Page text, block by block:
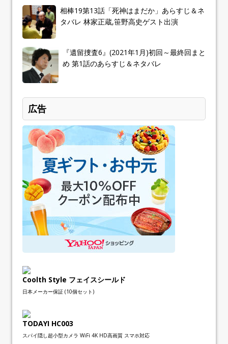
相棒19第13話「死神はまだか」あらすじ＆ネ
タバレ 林家正蔵,笹野高史ゲスト出演
『遺留捜査6』(2021年1月)初回～最終回まと
め 第1話のあらすじ＆ネタバレ
広告
Coolth Style フェイスシールド
日本メーカー保証 (10個セット)
TODAYI HC003
スパイ隠し超小型カメラ WiFi 4K HD高画質 スマホ対応